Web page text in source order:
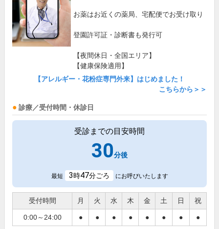
お薬はお近くの薬局、宅配便でお受け取り
登園許可証・診断書も発行可
【夜間休日・全国エリア】
【健康保険適用】
【アレルギー・花粉症専門外来】はじめました！
こちらから＞＞
診療／受付時間・休診日
受診までの目安時間
30分後
最短 3時47分ごろ にお呼びいたします
受付時間 月 火 水 木 金 土 日 祝
0:00～24:00 ● ● ● ● ● ● ● ●